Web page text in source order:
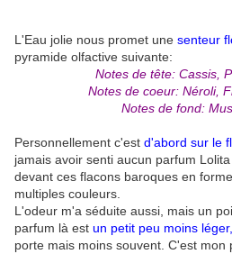
L'Eau jolie nous promet une senteur
pyramide olfactive suivante:
Notes de tête: Cassis,
Notes de coeur: Néroli,
Notes de fond:
Personnellement c'est d'abord sur le
jamais avoir senti aucun parfum
devant ces flacons baroques en
multiples couleurs.
L'odeur m'a séduite aussi, mais un
parfum là est un petit peu moins léger,
porte mais moins souvent. C'est mon